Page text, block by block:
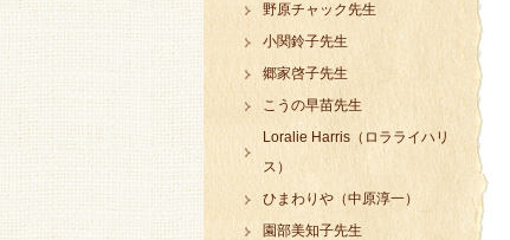
野原チャック先生
小関鈴子先生
郷家啓子先生
こうの早苗先生
Loralie Harris（ロラライハリ
ス）
ひまわりや（中原淳一）
園部美知子先生